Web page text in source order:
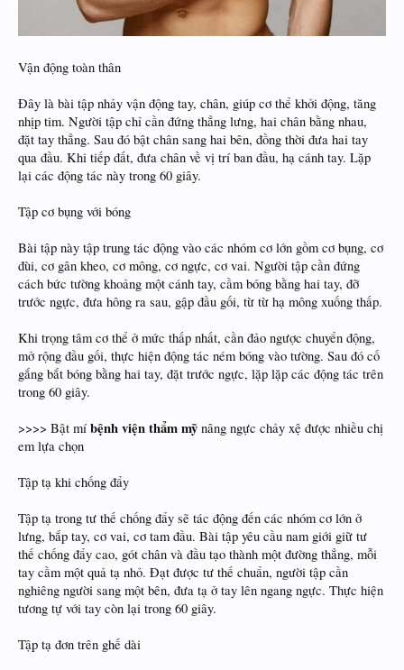
Vận động toàn thân
Đây là bài tập nhảy vận động tay, chân, giúp cơ thể khởi động, tăng
nhịp tim. Người tập chỉ cần đứng thẳng lưng, hai chân bằng nhau,
đặt tay thẳng. Sau đó bật chân sang hai bên, đồng thời đưa hai tay
qua đầu. Khi tiếp đất, đưa chân về vị trí ban đầu, hạ cánh tay. Lặp
lại các động tác này trong 60 giây.
Tập cơ bụng với bóng
Bài tập này tập trung tác động vào các nhóm cơ lớn gồm cơ bụng, cơ
đùi, cơ gân kheo, cơ mông, cơ ngực, cơ vai. Người tập cần đứng
cách bức tường khoảng một cánh tay, cầm bóng bằng hai tay, đỡ
trước ngực, đưa hông ra sau, gập đầu gối, từ từ hạ mông xuống thấp.
Khi trọng tâm cơ thể ở mức thấp nhất, cần đảo ngược chuyển động,
mở rộng đầu gối, thực hiện động tác ném bóng vào tường. Sau đó cố
gắng bắt bóng bằng hai tay, đặt trước ngực, lặp lặp các động tác trên
trong 60 giây.
>>>> Bật mí bệnh viện thẩm mỹ nâng ngực chảy xệ được nhiều chị
em lựa chọn
Tập tạ khi chống đẩy
Tập tạ trong tư thế chống đẩy sẽ tác động đến các nhóm cơ lớn ở
lưng, bắp tay, cơ vai, cơ tam đầu. Bài tập yêu cầu nam giới giữ tư
thế chống đẩy cao, gót chân và đầu tạo thành một đường thẳng, mỗi
tay cầm một quả tạ nhỏ. Đạt được tư thế chuẩn, người tập cần
nghiêng người sang một bên, đưa tạ ở tay lên ngang ngực. Thực hiện
tương tự với tay còn lại trong 60 giây.
Tập tạ đơn trên ghế dài